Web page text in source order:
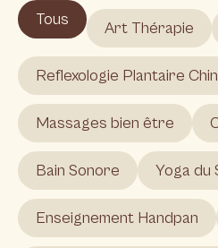
Tous Art Thérapie
Reflexologie Plantaire
Massages bien être
Bain Sonore Yoga du
Enseignement Handpan